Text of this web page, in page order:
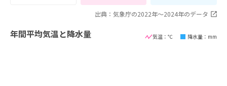
出典：気象庁の2022年〜2024年のデータ
年間平均気温と降水量 気温：℃ 降水量：mm